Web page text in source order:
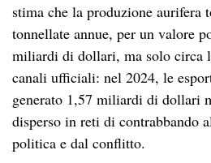
stima che la produzione aurifera
tonnellate annue, per un valore
miliardi di dollari, ma solo circa
canali ufficiali: nel 2024, le
generato 1,57 miliardi di dollari
disperso in reti di contrabbando
politica e dal conflitto.